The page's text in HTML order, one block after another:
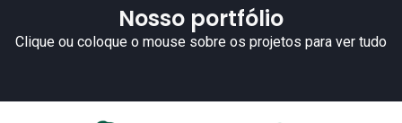
Nosso portfólio
Clique ou coloque o mouse sobre os projetos para ver tudo